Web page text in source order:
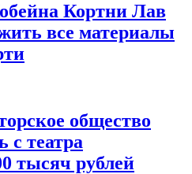
Кортни Лав
все материалы
общество
с театра
тысяч рублей